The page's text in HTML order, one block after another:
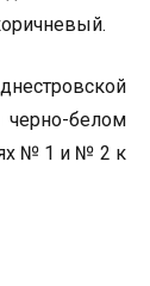
белом
№ 1 и № 2 к